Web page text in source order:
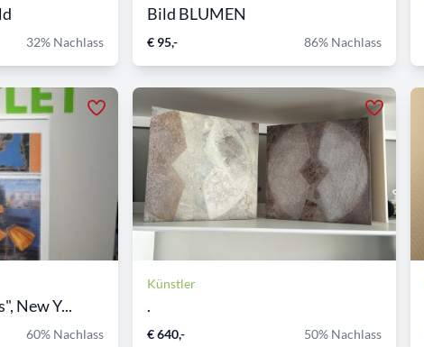
32% Nachlass
Bild BLUMEN
€ 95,- 86% Nachlass
New Y...
60% Nachlass
Künstler
.
€ 640,- 50% Nachlass